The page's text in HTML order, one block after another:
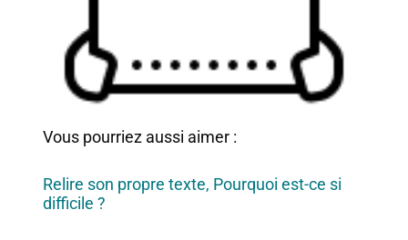
Vous pourriez aussi aimer :
Relire son propre texte, Pourquoi est-ce si
difficile ?